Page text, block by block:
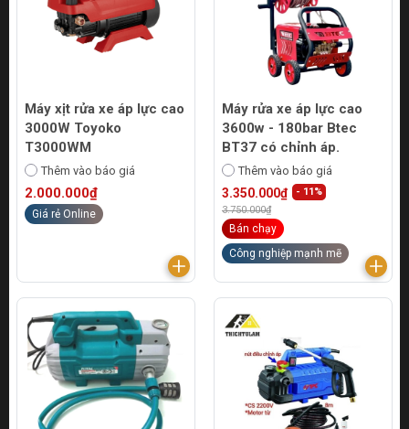
Máy xịt rửa xe áp lực cao
3000W Toyoko
T3000WM
Thêm vào báo giá
2.000.000₫
Giá rẻ Online
Máy rửa xe áp lực cao
3600w - 180bar Btec
BT37 có chỉnh áp.
Thêm vào báo giá
3.350.000₫
3.750.000₫
- 11%
Bán chạy
Công nghiệp mạnh mẽ